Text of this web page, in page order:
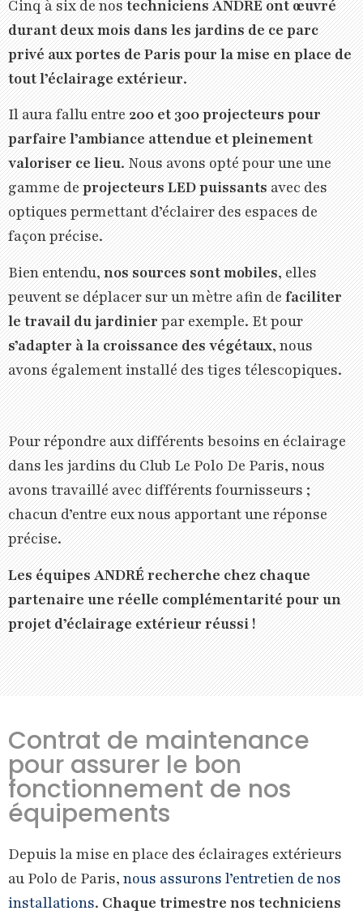
Cinq à six de nostechniciens ANDRÉ ont œuvré
durant deux mois dans les jardins de ce parc
privé aux portes de Paris pour la mise en place de
tout l’éclairage extérieur.
Il aura fallu entre200 et 300 projecteurs pour
parfaire l’ambiance attendue et pleinement
valoriser ce lieu. Nous avons opté pour une une
gamme deprojecteurs LED puissantsavec des
optiques permettant d’éclairer des espaces de
façon précise.
Bien entendu,nos sources sont mobiles, elles
peuvent se déplacer sur un mètre afin defaciliter
le travail du jardinierpar exemple. Et pour
s’adapter à la croissance des végétaux, nous
avons également installé des tiges télescopiques.
Pour répondre aux différents besoins en éclairage
dans les jardins du Club Le Polo De Paris, nous
avons travaillé avec différents fournisseurs ;
chacun d’entre eux nous apportant une réponse
précise.
Les équipes ANDRÉ recherche chez chaque
partenaire une réelle complémentarité pour un
projet d’éclairage extérieur réussi !
Contrat de maintenance
pour assurer le bon
fonctionnement de nos
équipements
Depuis la mise en place des éclairages extérieurs
au Polo de Paris, nous assurons l’entretien de nos
installations. Chaque trimestre nos techniciens